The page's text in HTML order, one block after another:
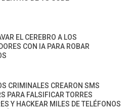
EL CEREBRO A LOS
CON IA PARA ROBAR
CRIMINALES CREARON SMS
PARA FALSIFICAR TORRES
Y HACKEAR MILES DE TELÉFONOS